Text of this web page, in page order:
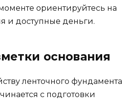
ориентируйтесь на
и доступные деньги.
основания
ленточного фундамента
с подготовки